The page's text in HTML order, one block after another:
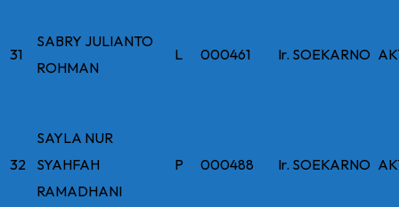
31
SABRY JULIANTO
ROHMAN
L 000461 Ir. SOEKARNO
32
SAYLA NUR
SYAHFAH
RAMADHANI
P 000488 Ir. SOEKARNO